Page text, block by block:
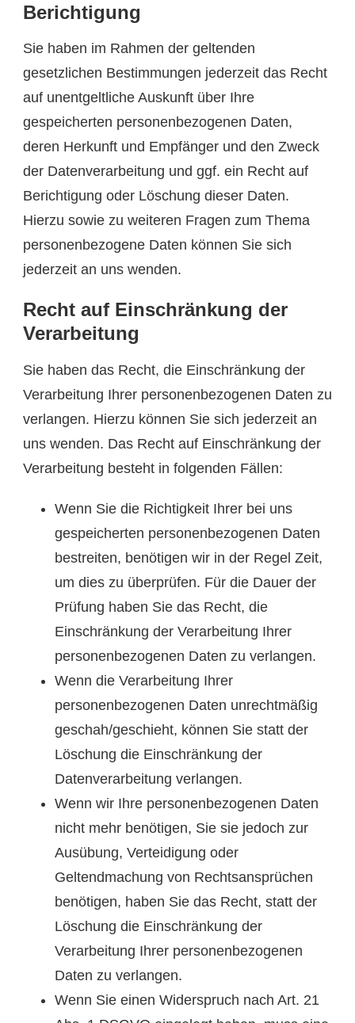
Berichtigung
Sie haben im Rahmen der geltenden
gesetzlichen Bestimmungen jederzeit das Recht
auf unentgeltliche Auskunft über Ihre
gespeicherten personenbezogenen Daten,
deren Herkunft und Empfänger und den Zweck
der Datenverarbeitung und ggf. ein Recht auf
Berichtigung oder Löschung dieser Daten.
Hierzu sowie zu weiteren Fragen zum Thema
personenbezogene Daten können Sie sich
jederzeit an uns wenden.
Recht auf Einschränkung der
Verarbeitung
Sie haben das Recht, die Einschränkung der
Verarbeitung Ihrer personenbezogenen Daten zu
verlangen. Hierzu können Sie sich jederzeit an
uns wenden. Das Recht auf Einschränkung der
Verarbeitung besteht in folgenden Fällen:
Wenn Sie die Richtigkeit Ihrer bei uns
gespeicherten personenbezogenen Daten
bestreiten, benötigen wir in der Regel Zeit,
um dies zu überprüfen. Für die Dauer der
Prüfung haben Sie das Recht, die
Einschränkung der Verarbeitung Ihrer
personenbezogenen Daten zu verlangen.
Wenn die Verarbeitung Ihrer
personenbezogenen Daten unrechtmäßig
geschah/geschieht, können Sie statt der
Löschung die Einschränkung der
Datenverarbeitung verlangen.
Wenn wir Ihre personenbezogenen Daten
nicht mehr benötigen, Sie sie jedoch zur
Ausübung, Verteidigung oder
Geltendmachung von Rechtsansprüchen
benötigen, haben Sie das Recht, statt der
Löschung die Einschränkung der
Verarbeitung Ihrer personenbezogenen
Daten zu verlangen.
Wenn Sie einen Widerspruch nach Art. 21